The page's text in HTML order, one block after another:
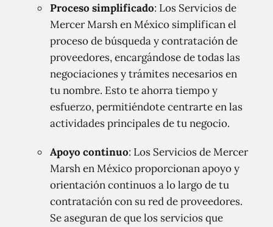
Proceso simplificado: Los Servicios de
Mercer Marsh en México simplifican el
proceso de búsqueda y contratación de
proveedores, encargándose de todas las
negociaciones y trámites necesarios en
tu nombre. Esto te ahorra tiempo y
esfuerzo, permitiéndote centrarte en las
actividades principales de tu negocio.
Apoyo continuo: Los Servicios de Mercer
Marsh en México proporcionan apoyo y
orientación continuos a lo largo de tu
contratación con su red de proveedores.
Se aseguran de que los servicios que